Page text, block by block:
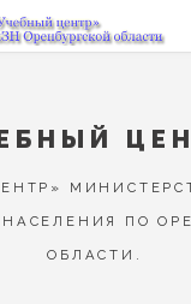
ПО
ОБЛАСТИ.